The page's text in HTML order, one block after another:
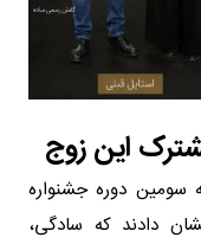
این زوج
سومین دوره جشنواره
دادند که سادگی،